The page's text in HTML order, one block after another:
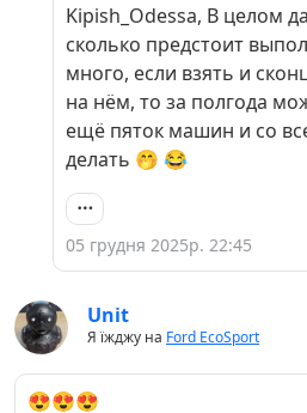
Kipish_Odessa, В целом
сколько предстоит
много, если взять и
на нём, то за полгода
ещё пяток машин и со
делать 🤭 😂
05 грудня 2025р. 22:45
Unit
Я їжджу на Ford EcoSport
😍😍😍